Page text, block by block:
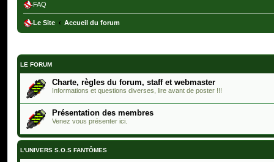
FAQ
Le Site Accueil du forum
LE FORUM
Charte, règles du forum, staff et webmaster
Informations et questions diverses, lire avant de poster !!!
Présentation des membres
Venez vous présenter ici.
L'UNIVERS S.O.S FANTÔMES